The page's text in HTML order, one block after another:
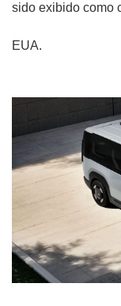
sido exibido como
EUA.